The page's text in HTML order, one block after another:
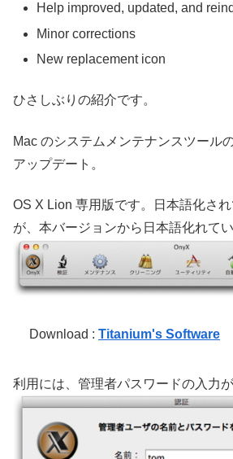
Help improved, updated, and
Minor corrections
New replacement icon
ひさしぶりの紹介です。
Mac のシステムメンテナンスツール
アップデート。
OS X Lion 専用版です。日本語化さ
が、本バージョンから日本語化れてい
Download : Titanium's Software
利用には、管理者パスワードの入力が